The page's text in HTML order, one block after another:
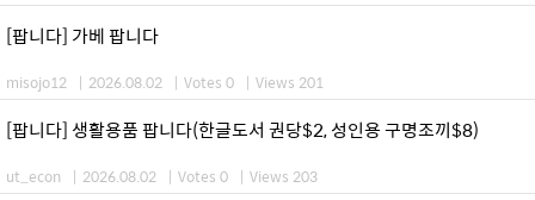
[팝니다] 가베 팝니다
misojo12 | 2026.08.02 | Votes 0 | Views 201
[팝니다] 생활용품 팝니다(한글도서 권당$2, 성인용 구명조끼$8)
ut_econ | 2026.08.02 | Votes 0 | Views 203